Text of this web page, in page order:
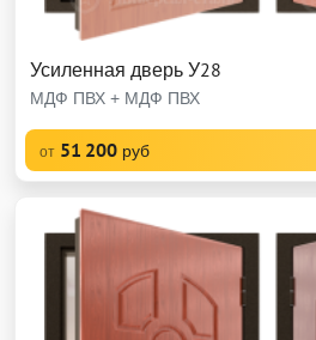
Усиленная дверь У28
МДФ ПВХ + МДФ ПВХ
от 51 200 руб